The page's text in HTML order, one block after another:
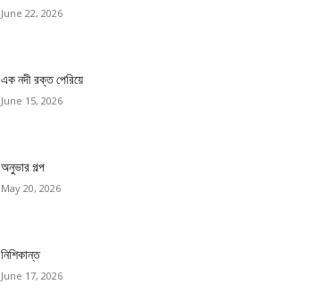
June 22, 2026
এক নদী রক্ত পেরিয়ে
June 15, 2026
অনুভার গল্প
May 20, 2026
নিশিকান্ত
June 17, 2026